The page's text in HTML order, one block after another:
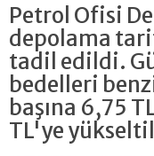
Petrol Ofisi
depolama
tadil edildi.
bedelleri
başına 6,75
TL'ye